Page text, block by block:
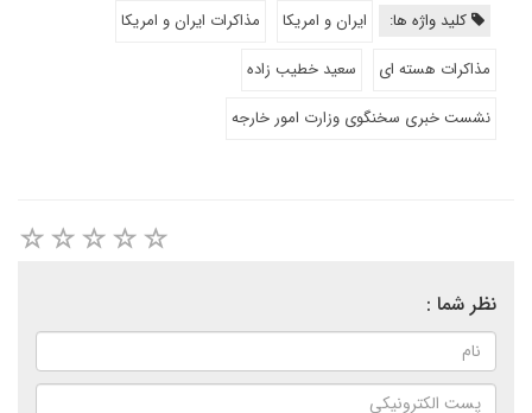
کلید واژه ها: ایران و امریکا
مذاکرات ایران و امریکا
مذاکرات هسته ای
سعید خطیب زاده
نشست خبری سخنگوی وزارت امور خارجه
نظر شما :